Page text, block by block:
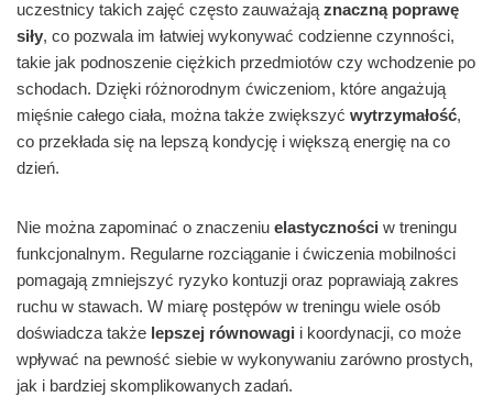
uczestnicy takich zajęć często zauważają znaczną poprawę
siły, co pozwala im łatwiej wykonywać codzienne czynności,
takie jak podnoszenie ciężkich przedmiotów czy wchodzenie po
schodach. Dzięki różnorodnym ćwiczeniom, które angażują
mięśnie całego ciała, można także zwiększyć wytrzymałość,
co przekłada się na lepszą kondycję i większą energię na co
dzień.
Nie można zapominać o znaczeniu elastyczności w treningu
funkcjonalnym. Regularne rozciąganie i ćwiczenia mobilności
pomagają zmniejszyć ryzyko kontuzji oraz poprawiają zakres
ruchu w stawach. W miarę postępów w treningu wiele osób
doświadcza także lepszej równowagi i koordynacji, co może
wpływać na pewność siebie w wykonywaniu zarówno prostych,
jak i bardziej skomplikowanych zadań.